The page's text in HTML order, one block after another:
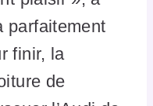
parfaitement
finir, la
de